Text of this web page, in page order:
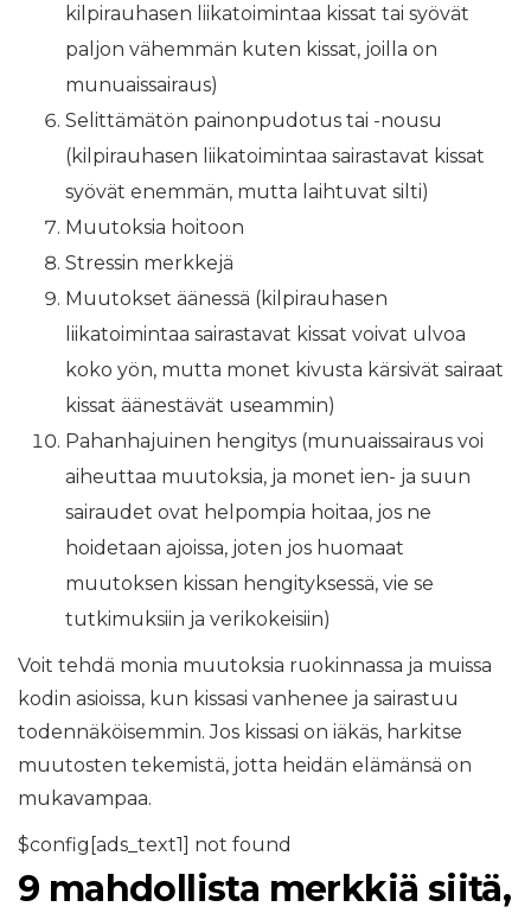
kilpirauhasen liikatoimintaa kissat tai syövät
paljon vähemmän kuten kissat, joilla on
munuaissairaus)
Selittämätön painonpudotus tai -nousu
(kilpirauhasen liikatoimintaa sairastavat kissat
syövät enemmän, mutta laihtuvat silti)
Muutoksia hoitoon
Stressin merkkejä
Muutokset äänessä (kilpirauhasen
liikatoimintaa sairastavat kissat voivat ulvoa
koko yön, mutta monet kivusta kärsivät sairaat
kissat äänestävät useammin)
Pahanhajuinen hengitys (munuaissairaus voi
aiheuttaa muutoksia, ja monet ien- ja suun
sairaudet ovat helpompia hoitaa, jos ne
hoidetaan ajoissa, joten jos huomaat
muutoksen kissan hengityksessä, vie se
tutkimuksiin ja verikokeisiin)
Voit tehdä monia muutoksia ruokinnassa ja muissa
kodin asioissa, kun kissasi vanhenee ja sairastuu
todennäköisemmin. Jos kissasi on iäkäs, harkitse
muutosten tekemistä, jotta heidän elämänsä on
mukavampaa.
$config[ads_text1] not found
9 mahdollista merkkiä siitä,